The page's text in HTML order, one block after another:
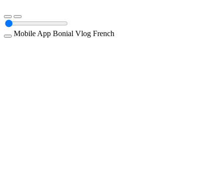
Mobile App Bonial Vlog French